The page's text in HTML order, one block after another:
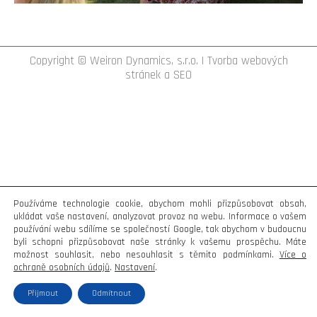
Copyright © Weiron Dynamics, s.r.o. | Tvorba webových
stránek a SEO
Používáme technologie cookie, abychom mohli přizpůsobovat obsah,
ukládat vaše nastavení, analyzovat provoz na webu. Informace o vašem
používání webu sdílíme se společností Google, tak abychom v budoucnu
byli schopni přizpůsobovat naše stránky k vašemu prospěchu. Máte
možnost souhlasit, nebo nesouhlasit s těmito podmínkami. Více o
ochraně osobních údajů. Nastavení.
Přijmout Odmítnout